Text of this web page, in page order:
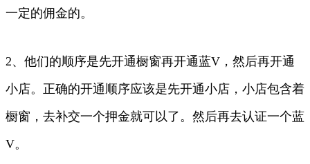
一定的佣金的。
2、他们的顺序是先开通橱窗再开通蓝V，然后再开通
小店。正确的开通顺序应该是先开通小店，小店包含着
橱窗，去补交一个押金就可以了。然后再去认证一个蓝
V。